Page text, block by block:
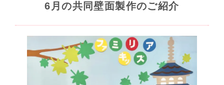
6月の共同壁面製作のご紹介